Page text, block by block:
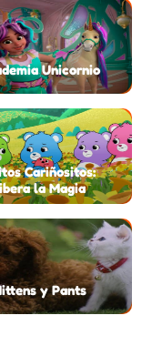
Unicornio
Cariñositos:
la Magia
y Pants